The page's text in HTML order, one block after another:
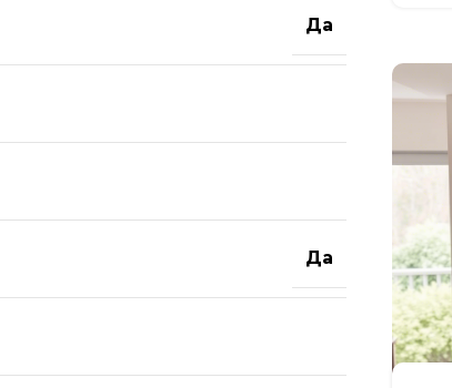
Да
Да